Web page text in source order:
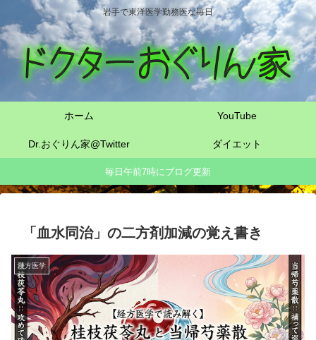
岩手で東洋医学勤務医な毎日
ホーム YouTube
Dr.おぐりん家@Twitter ダイエット
毎日午前7時にブログ更新
「血水同治」の二方剤加減の覚え書き
漢方医学